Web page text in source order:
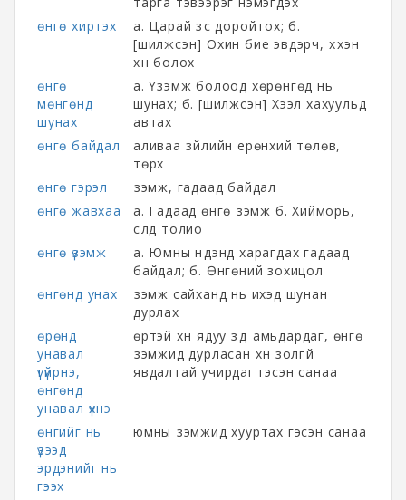
өнгө хиртэх
а. Царай зүс доройтох; б.
[шилжсэн] Охин бие эвдэрч, хүүхэн
хүн болох
өнгө
мөнгөнд
шунах
а. Үзэмж болоод хөрөнгөд нь
шунах; б. [шилжсэн] Хээл хахуульд
автах
өнгө байдал
аливаа зүйлийн ерөнхий төлөв,
төрх
өнгө гэрэл
үзэмж, гадаад байдал
өнгө жавхаа
а. Гадаад өнгө үзэмж б. Хийморь,
сүлд толио
өнгө үзэмж
а. Юмны нүдэнд харагдах гадаад
байдал; б. Өнгөний зохицол
өнгөнд унах
үзэмж сайханд нь ихэд шунан
дурлах
өрөнд
унавал
үгүйрнэ,
өнгөнд
унавал үхнэ
өртэй хүн ядуу зүдүү амьдардаг, өнгө
үзэмжид дурласан хүн золгүй
явдалтай учирдаг гэсэн санаа
өнгийг нь
үзээд
эрдэнийг нь
гээх
юмны үзэмжид хууртах гэсэн санаа